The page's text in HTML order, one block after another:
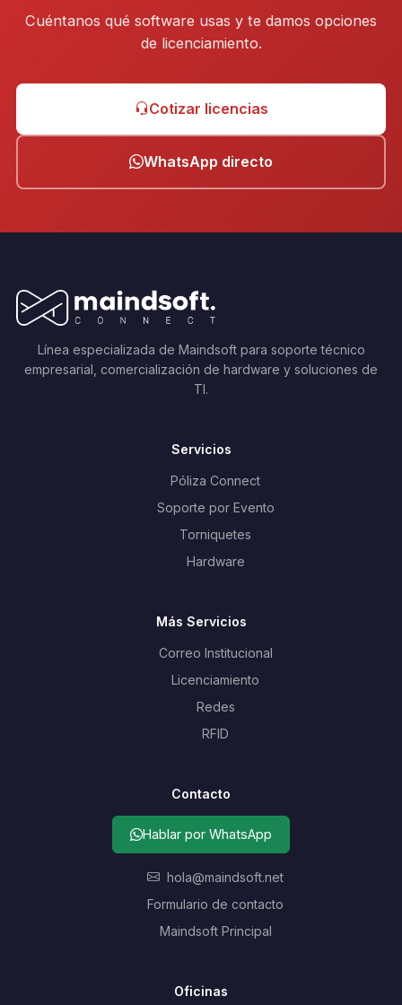
Cuéntanos qué software usas y te damos opciones
de licenciamiento.
Cotizar licencias
WhatsApp directo
Línea especializada de Maindsoft para soporte técnico
empresarial, comercialización de hardware y soluciones de
TI.
Servicios
Póliza Connect
Soporte por Evento
Torniquetes
Hardware
Más Servicios
Correo Institucional
Licenciamiento
Redes
RFID
Contacto
Hablar por WhatsApp
hola@maindsoft.net
Formulario de contacto
Maindsoft Principal
Oficinas